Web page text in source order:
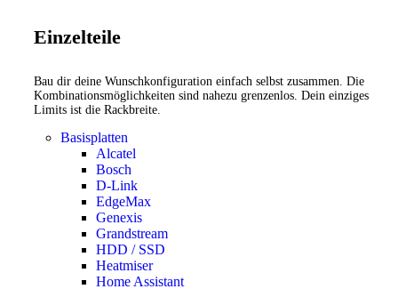
Einzelteile
Bau dir deine Wunschkonfiguration einfach selbst zusammen. Die
Kombinationsmöglichkeiten sind nahezu grenzenlos. Dein einziges
Limits ist die Rackbreite.
Basisplatten
Alcatel
Bosch
D-Link
EdgeMax
Genexis
Grandstream
HDD / SSD
Heatmiser
Home Assistant